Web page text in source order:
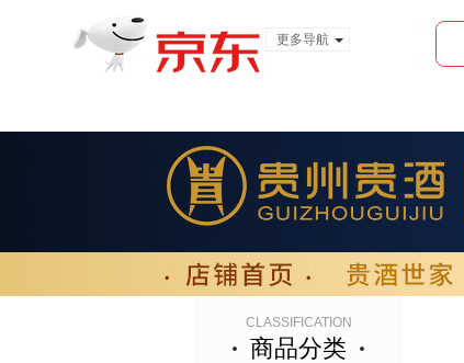
更多导航
CLASSIFICATION
商品分类